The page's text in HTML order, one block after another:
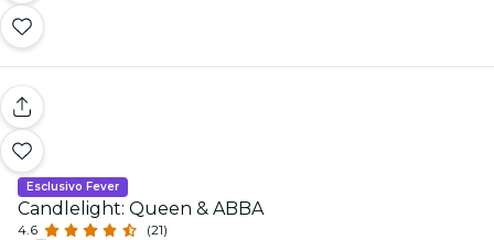
Esclusivo Fever
Candlelight: Queen & ABBA
4.6 (21)